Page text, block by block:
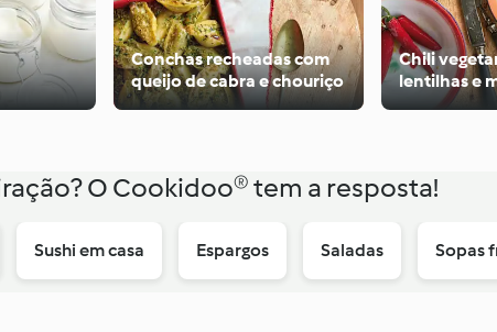
Conchas recheadas com
queijo de cabra e chouriço
Chili
lentilhas e
O Cookidoo® tem a resposta!
Sushi em casa Espargos Saladas Sopas